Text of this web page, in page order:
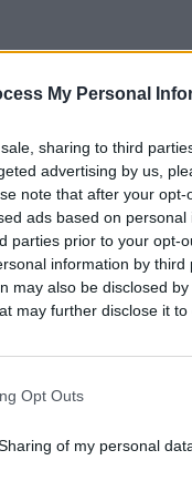
My Personal
sharing to third
advertising by us,
note that after your
ads based on
parties prior to your opt-
information by third
may also be disclosed
may further disclose it to
Opt Outs
of my personal